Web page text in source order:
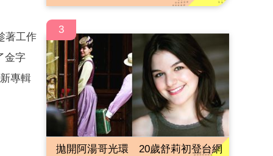
著工作
金字
專輯
3
拋開阿湯哥光環 20歲舒莉初登台網